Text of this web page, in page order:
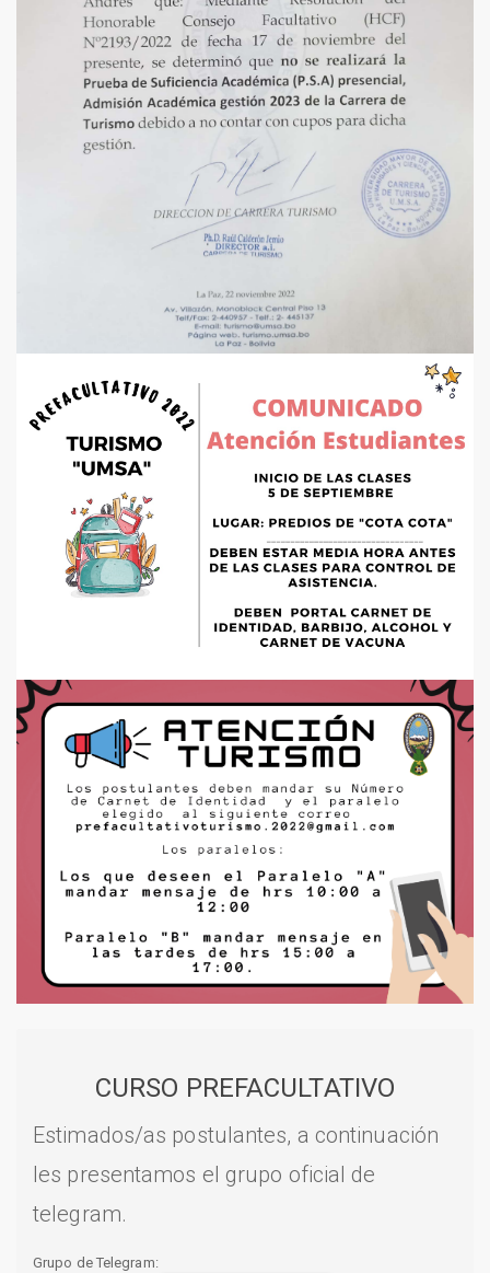
CURSO PREFACULTATIVO
Estimados/as postulantes, a continuación
les presentamos el grupo oficial de
telegram.
Grupo de Telegram: